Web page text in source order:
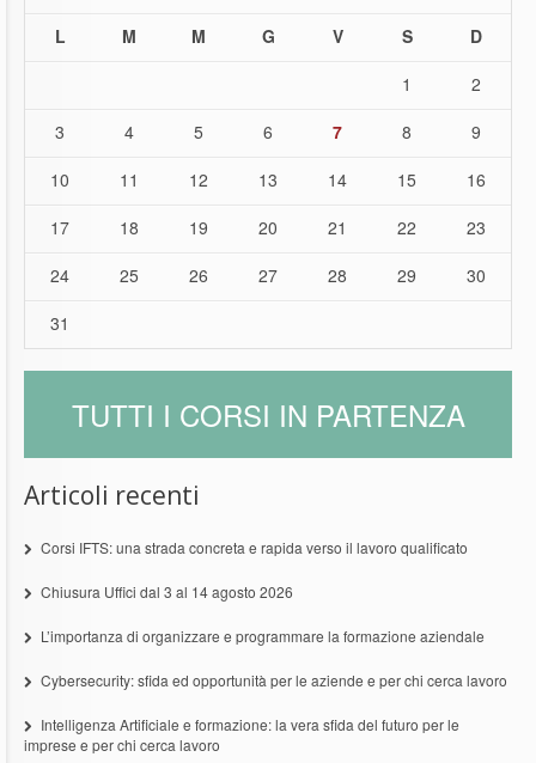
L M M G V S
D
1
2
3
4 5 6 7 8
9
10
11 12 13 14 15
16
17
18 19 20 21 22
23
24
25 26 27 28 29
30
31
TUTTI I CORSI IN PARTENZA
Articoli recenti
Corsi IFTS: una strada concreta e rapida verso il lavoro qualificato
Chiusura Uffici dal 3 al 14 agosto 2026
L’importanza di organizzare e programmare la formazione aziendale
Cybersecurity: sfida ed opportunità per le aziende e per chi cerca lavoro
Intelligenza Artificiale e formazione: la vera sfida del futuro per le
imprese e per chi cerca lavoro